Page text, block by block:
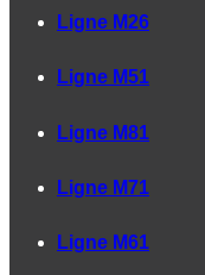
Ligne M26
Ligne M51
Ligne M81
Ligne M71
Ligne M61